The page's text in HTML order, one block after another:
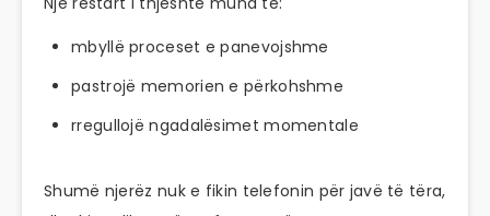
mbyllë proceset e panevojshme
pastrojë memorien e përkohshme
rregullojë ngadalësimet momentale
Shumë njerëz nuk e fikin telefonin për javë të tëra,